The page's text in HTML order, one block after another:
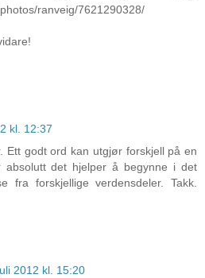
ranveig/7621290328/
kl. 12:37
Ett godt ord kan utgjør forskjell på en
det hjelper å begynne i det
fra forskjellige verdensdeler. Takk.
2012 kl. 15:20